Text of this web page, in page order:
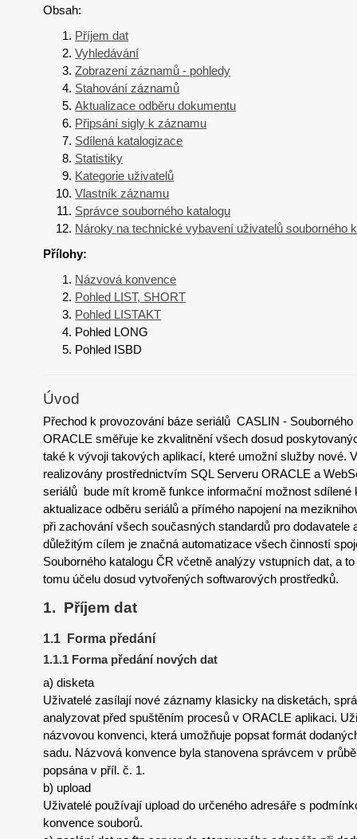
Obsah:
Příjem dat
Vyhledávání
Zobrazení záznamů - pohledy
Stahování záznamů
Aktualizace odběru dokumentu
Připsání sigly k záznamu
Sdílená katalogizace
Statistiky
Kategorie uživatelů
Vlastník záznamu
Správce souborného katalogu
Nároky na technické vybavení uživatelů souborného
Přílohy:
Názvová konvence
Pohled LIST, SHORT
Pohled LISTAKT
Pohled LONG
Pohled ISBD
Úvod
Přechod k provozování báze seriálů CASLIN -
ORACLE směřuje ke zkvalitnění všech dosud
také k vývoji takových aplikací, které umožní služby nové.
realizovány prostřednictvím SQL Serveru ORACLE a
seriálů bude mít kromě funkce informační možnost sdílené
aktualizace odběru seriálů a přímého napojení na
při zachování všech současných standardů pro dodavatele
důležitým cílem je značná automatizace všech činností
Souborného katalogu ČR včetně analýzy vstupních dat, a
tomu účelu dosud vytvořených softwarových prostředků.
1. Příjem dat
1.1 Forma předání
1.1.1 Forma předání nových dat
a) disketa
Uživatelé zasílají nové záznamy klasicky na disketách,
analyzovat před spuštěním procesů v ORACLE aplikaci.
názvovou konvenci, která umožňuje popsat formát
sadu. Názvová konvence byla stanovena správcem v
popsána v příl. č. 1.
b) upload
Uživatelé používají upload do určeného adresáře s
konvence souborů.